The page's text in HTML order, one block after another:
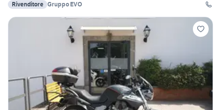
Rivenditore Gruppo EVO